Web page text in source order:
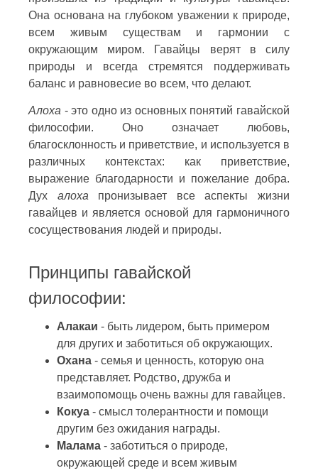
Она основана на глубоком уважении к природе,
всем живым существам и гармонии с
окружающим миром. Гавайцы верят в силу
природы и всегда стремятся поддерживать
баланс и равновесие во всем, что делают.
Алоха - это одно из основных понятий гавайской
философии. Оно означает любовь,
благосклонность и приветствие, и используется в
различных контекстах: как приветствие,
выражение благодарности и пожелание добра.
Дух алоха пронизывает все аспекты жизни
гавайцев и является основой для гармоничного
сосуществования людей и природы.
Принципы гавайской
философии:
Алакаи - быть лидером, быть примером
для других и заботиться об окружающих.
Охана - семья и ценность, которую она
представляет. Родство, дружба и
взаимопомощь очень важны для гавайцев.
Кокуа - смысл толерантности и помощи
другим без ожидания награды.
Малама - заботиться о природе,
окружающей среде и всем живым